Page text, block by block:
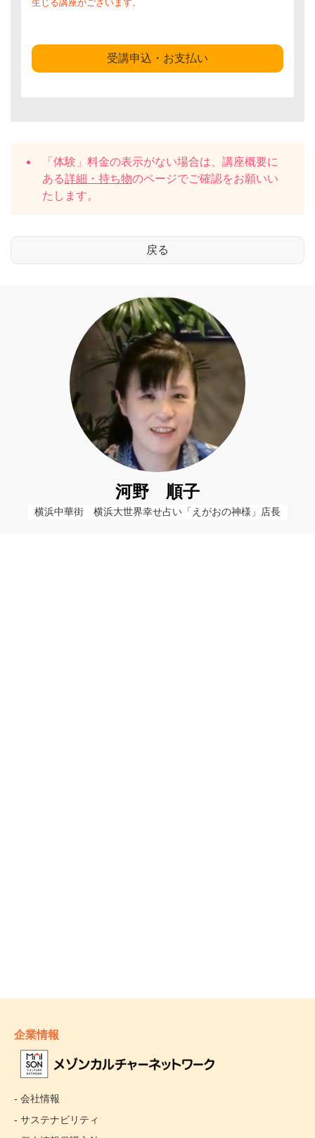
生じる講座がございます。
受講申込・お支払い
「体験」料金の表示がない場合は、講座概要に
ある詳細・持ち物のページでご確認をお願いい
たします。
河野 順子
横浜中華街　横浜大世界幸せ占い「えがおの神様」店長
企業情報
- 会社情報
- サステナビリティ